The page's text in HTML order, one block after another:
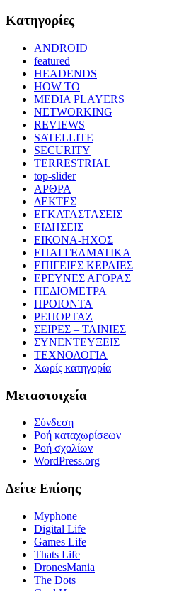
Kατηγορίες
ANDROID
featured
HEADENDS
HOW TO
MEDIA PLAYERS
NETWORKING
REVIEWS
SATELLITE
SECURITY
TERRESTRIAL
top-slider
ΑΡΘΡΑ
ΔΕΚΤΕΣ
ΕΓΚΑΤΑΣΤΑΣΕΙΣ
ΕΙΔΗΣΕΙΣ
ΕΙΚΟΝΑ-ΗΧΟΣ
ΕΠΑΓΓΕΛΜΑΤΙΚΑ
ΕΠΙΓΕΙΕΣ ΚΕΡΑΙΕΣ
ΕΡΕΥΝΕΣ ΑΓΟΡΑΣ
ΠΕΔΙΟΜΕΤΡΑ
ΠΡΟΙΟΝΤΑ
ΡΕΠΟΡΤΑΖ
ΣΕΙΡΕΣ – ΤΑΙΝΙΕΣ
ΣΥΝΕΝΤΕΥΞΕΙΣ
ΤΕΧΝΟΛΟΓΙΑ
Χωρίς κατηγορία
Μεταστοιχεία
Σύνδεση
Ροή καταχωρίσεων
Ροή σχολίων
WordPress.org
Δείτε Επίσης
Myphone
Digital Life
Games Life
Thats Life
DronesMania
The Dots